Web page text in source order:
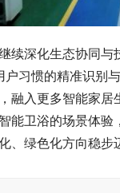
续深化生态协同与
习惯的精准识别
融入更多智能家
能卫浴的场景体
、绿色化方向稳步